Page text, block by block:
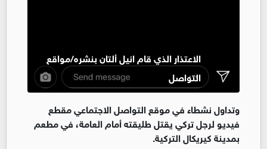
الاعتذار الذي قام انيل ألتان بنشره/مواقع
التواصل
وتداول نشطاء في موقع التواصل الاجتماعي مقطع
فيديو لرجل تركي يقتل طليقته أمام العامة، في مطعم
بمدينة كيريكال التركية.